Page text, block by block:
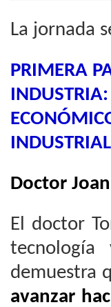
La jornada
PRIMERA
INDUSTRIA:
Doctor
El doctor
demuestra
avanzar